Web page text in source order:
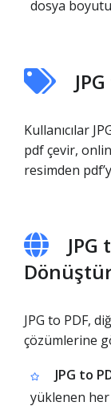
dosya boyutu
Kullanıcılar
pdf çevir,
resimden
JPG
JPG to PDF,
çözümlerine
JPG to
yüklenen her